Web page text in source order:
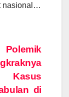
nasional…
Polemik
Kasus
di